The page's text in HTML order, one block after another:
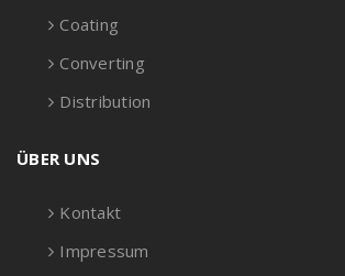
Coating
Converting
Distribution
ÜBER UNS
Kontakt
Impressum